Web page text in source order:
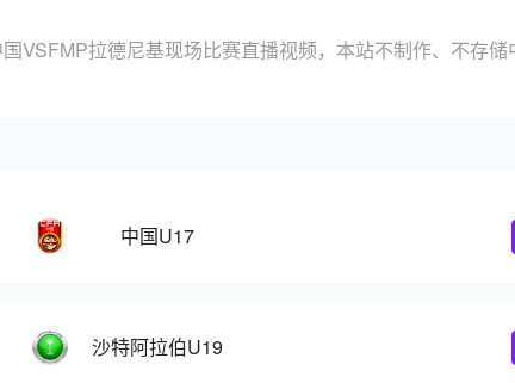
VSFMP拉德尼基现场比赛直播视频，本站不制作、不存储
中国U17
沙特阿拉伯U19